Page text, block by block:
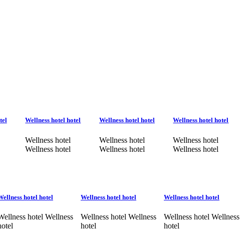
Wellness hotel hotel
Wellness hotel
Wellness hotel
Wellness hotel hotel
Wellness hotel
Wellness hotel
Wellness hotel hotel
Wellness hotel
Wellness hotel
hotel hotel
hotel Wellness
Wellness hotel hotel
Wellness hotel Wellness
hotel
Wellness hotel hotel
Wellness hotel Wellness
hotel